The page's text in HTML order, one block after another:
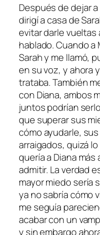
Después de dejar
dirigí a casa de
evitar darle vueltas
hablado. Cuando a
Sarah y me llamó,
en su voz, y ahora
trataba. También
con Diana, ambos
juntos podrían
que superar sus
cómo ayudarle,
arraigados, quizá
quería a Diana
admitir. La verdad
mayor miedo sería
ya no sabría cómo
me seguía
acabar con un
y sin embargo